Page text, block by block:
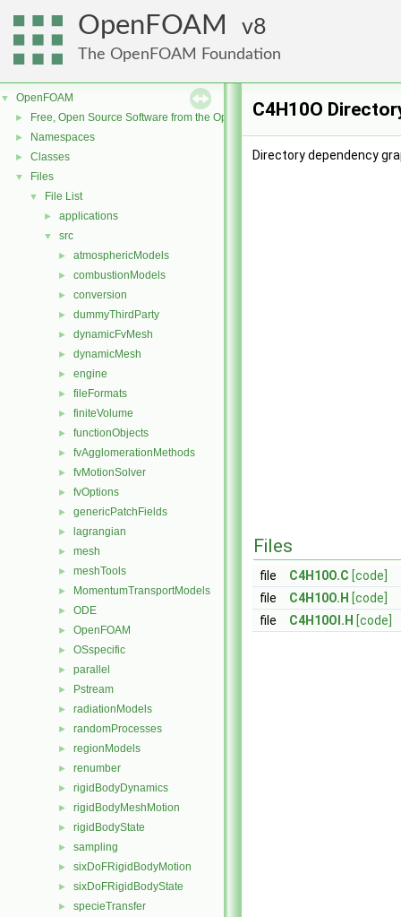
OpenFOAM 8
The OpenFOAM Foundation
▼ OpenFOAM
► Free, Open Source Software from the OpenFOAM Foundation
► Namespaces
► Classes
▼ Files
▼ File List
► applications
▼ src
► atmosphericModels
► combustionModels
► conversion
► dummyThirdParty
► dynamicFvMesh
► dynamicMesh
► engine
► fileFormats
► finiteVolume
► functionObjects
► fvAgglomerationMethods
► fvMotionSolver
► fvOptions
► genericPatchFields
► lagrangian
► mesh
► meshTools
► MomentumTransportModels
► ODE
► OpenFOAM
► OSspecific
► parallel
► Pstream
► radiationModels
► randomProcesses
► regionModels
► renumber
► rigidBodyDynamics
► rigidBodyMeshMotion
► rigidBodyState
► sampling
► sixDoFRigidBodyMotion
► sixDoFRigidBodyState
► specieTransfer
C4H10O
Directory dependency
Files
file C4H10O.C [code]
file
C4H10O.H [code]
file
C4H10OI.H [code]